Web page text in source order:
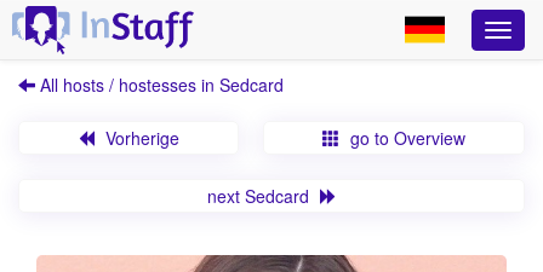
All hosts / hostesses in Sedcard
Vorherige go to Overview
next Sedcard